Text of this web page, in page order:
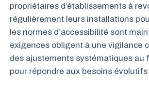
propriétaires d’établissements à
régulièrement leurs installations
les normes d’accessibilité sont
exigences obligent à une vigilance
des ajustements systématiques au
pour répondre aux besoins